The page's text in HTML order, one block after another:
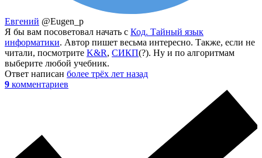
Евгений @Eugen_p
Я бы вам посоветовал начать с Код. Тайный язык
информатики. Автор пишет весьма интересно. Также, если не
читали, посмотрите K&R, СИКП(?). Ну и по алгоритмам
выберите любой учебник.
Ответ написан более трёх лет назад
9 комментариев